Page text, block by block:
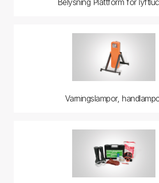
Belysning Plattform för
Varningslampor,